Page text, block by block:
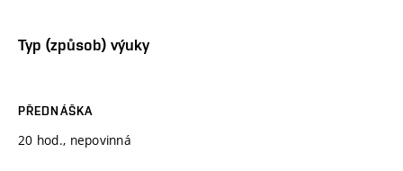
Typ (způsob) výuky
PŘEDNÁŠKA
20 hod., nepovinná